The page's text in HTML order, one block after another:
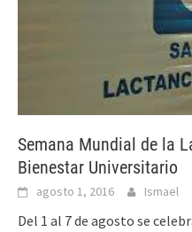
Semana Mundial de la
Bienestar Universitario
agosto 1, 2016 Ismael
Del 1 al 7 de agosto se